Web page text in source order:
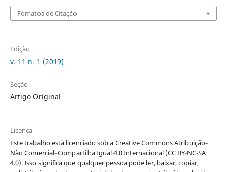
Fomatos de Citação
Edição
v. 11 n. 1 (2019)
Seção
Artigo Original
Licença
Este trabalho está licenciado sob a Creative Commons Atribuição–
Não Comercial–Compartilha Igual 4.0 Internacional (CC BY-NC-SA
4.0). Isso significa que qualquer pessoa pode ler, baixar, copiar,